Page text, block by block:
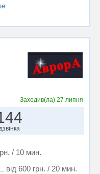
Заходив(ла) 27 липня
дзвінка
/ 10 мин.
від 600 грн. / 20 мин.